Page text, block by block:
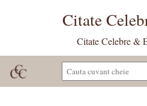
Citate
Citate Celebre &